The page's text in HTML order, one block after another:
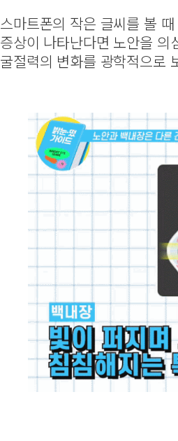
스마트폰의 작은 글씨를 볼 때
증상이 나타난다면 노안을
굴절력의 변화를 광학적으로